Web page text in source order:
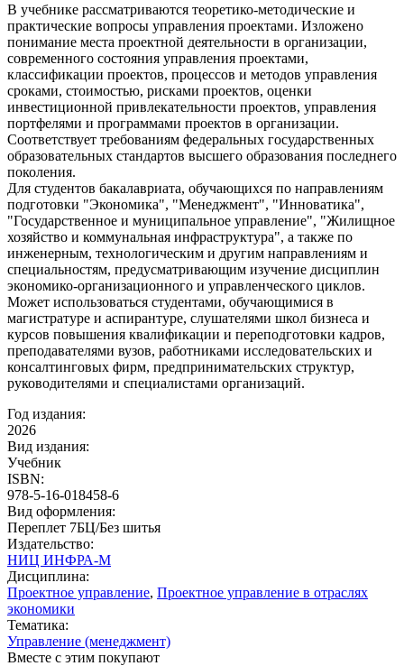
В учебнике рассматриваются теоретико-методические и
практические вопросы управления проектами. Изложено
понимание места проектной деятельности в организации,
современного состояния управления проектами,
классификации проектов, процессов и методов управления
сроками, стоимостью, рисками проектов, оценки
инвестиционной привлекательности проектов, управления
портфелями и программами проектов в организации.
Соответствует требованиям федеральных государственных
образовательных стандартов высшего образования последнего
поколения.
Для студентов бакалавриата, обучающихся по направлениям
подготовки "Экономика", "Менеджмент", "Инноватика",
"Государственное и муниципальное управление", "Жилищное
хозяйство и коммунальная инфраструктура", а также по
инженерным, технологическим и другим направлениям и
специальностям, предусматривающим изучение дисциплин
экономико-организационного и управленческого циклов.
Может использоваться студентами, обучающимися в
магистратуре и аспирантуре, слушателями школ бизнеса и
курсов повышения квалификации и переподготовки кадров,
преподавателями вузов, работниками исследовательских и
консалтинговых фирм, предпринимательских структур,
руководителями и специалистами организаций.
Год издания:
2026
Вид издания:
Учебник
ISBN:
978-5-16-018458-6
Вид оформления:
Переплет 7БЦ/Без шитья
Издательство:
НИЦ ИНФРА-М
Дисциплина:
Проектное управление, Проектное управление в отраслях
экономики
Тематика:
Управление (менеджмент)
Вместе с этим покупают